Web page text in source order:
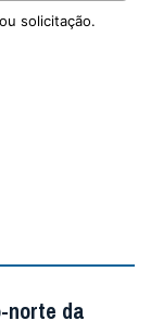
solicitação.
da